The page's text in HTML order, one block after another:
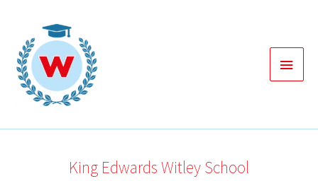
springen
King Edwards Witley School